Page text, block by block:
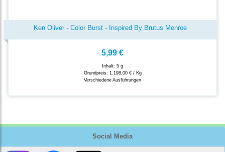
Social Media
Ken Oliver - Color Burst - Inspired By Brutus Monroe
5,99 €
Inhalt: 5 g
Grundpreis: 1.198,00 € / Kg
Verschiedene Ausführungen